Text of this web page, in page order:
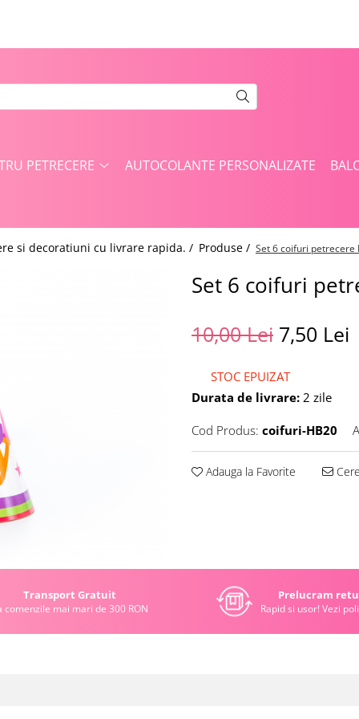
PETRECERE AUTOCOLANTE PERSONALIZATE
si decoratiuni cu livrare rapida. / Produse / Set 6 coifuri petrecere
Set 6 coifuri
10,00 Lei 7,50 Lei
STOC EPUIZAT
Durata de livrare: 2 zile
Cod Produs: coifuri-HB20
Adauga la Favorite
Transport Gratuit
comenzile mai mari de 300 RON
Prelucram
Rapid si usor! Vezi